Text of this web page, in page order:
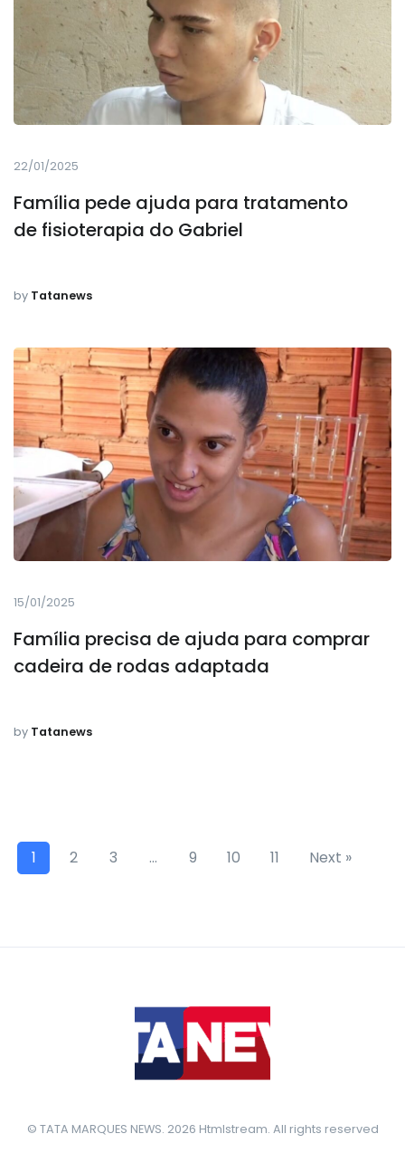
22/01/2025
Família pede ajuda para tratamento
de fisioterapia do Gabriel
by Tatanews
15/01/2025
Família precisa de ajuda para comprar
cadeira de rodas adaptada
by Tatanews
1 2 3 … 9 10 11 Next »
© TATA MARQUES NEWS. 2026 Htmlstream. All rights reserved